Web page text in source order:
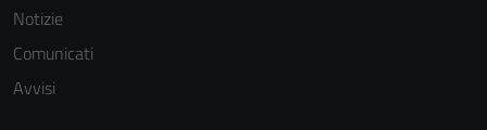
Notizie
Comunicati
Avvisi